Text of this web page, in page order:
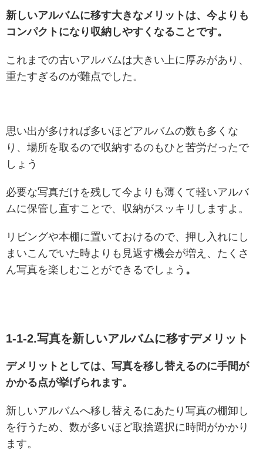
新しいアルバムに移す大きなメリットは、今よりも
コンパクトになり収納しやすくなることです。
これまでの古いアルバムは大きい上に厚みがあり、
重たすぎるのが難点でした。
思い出が多ければ多いほどアルバムの数も多くな
り、場所を取るので収納するのもひと苦労だったで
しょう
必要な写真だけを残して今よりも薄くて軽いアルバ
ムに保管し直すことで、収納がスッキリしますよ。
リビングや本棚に置いておけるので、押し入れにし
まいこんでいた時よりも見返す機会が増え、たくさ
ん写真を楽しむことができるでしょう 。
1-1-2.写真を新しいアルバムに移すデメリット
デメリットとしては、写真を移し替えるのに手間が
かかる点が挙げられます。
新しいアルバムへ移し替えるにあたり写真の棚卸し
を行うため、数が多いほど取捨選択に時間がかかり
ます。